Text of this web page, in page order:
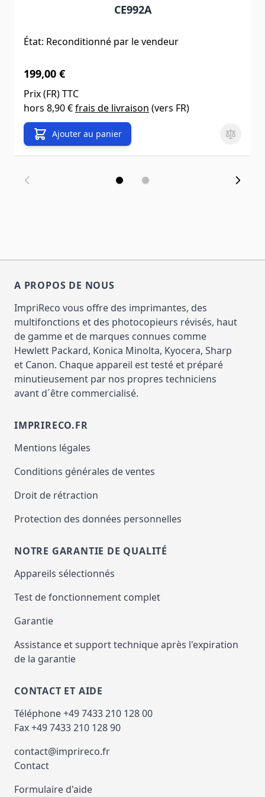
CE992A
État: Reconditionné par le vendeur
199,00 €
Prix (FR) TTC
hors 8,90 €frais de livraison (vers FR)
Ajouter au panier
A PROPOS DE NOUS
ImpriReco vous offre des imprimantes, des
multifonctions et des photocopieurs révisés, haut
de gamme et de marques connues comme
Hewlett Packard, Konica Minolta, Kyocera, Sharp
et Canon. Chaque appareil est testé et préparé
minutieusement par nos propres techniciens
avant d´être commercialisé.
IMPRIRECO.FR
Mentions légales
Conditions générales de ventes
Droit de rétraction
Protection des données personnelles
NOTRE GARANTIE DE QUALITÉ
Appareils sélectionnés
Test de fonctionnement complet
Garantie
Assistance et support technique après l'expiration
de la garantie
CONTACT ET AIDE
Téléphone +49 7433 210 128 00
Fax +49 7433 210 128 90
contact@imprireco.fr
Contact
Formulaire d'aide